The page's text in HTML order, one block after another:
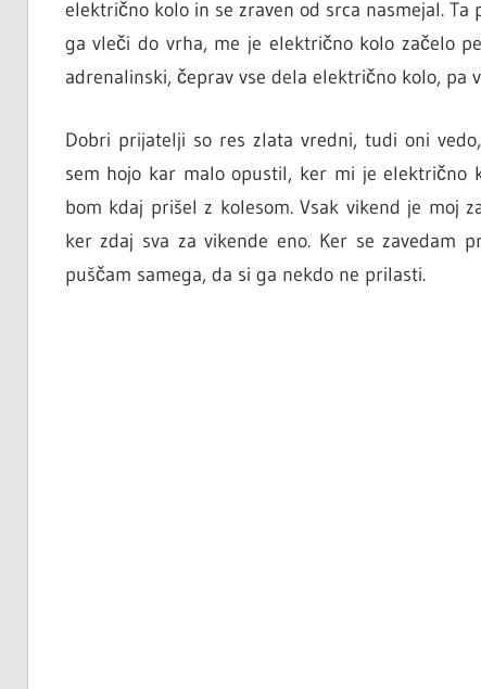
električno kolo in se zraven od srca nasmejal.
ga vleči do vrha, me je električno kolo začelo
adrenalinski, čeprav vse dela električno kolo, pa
Dobri prijatelji so res zlata vredni, tudi oni
sem hojo kar malo opustil, ker mi je električno
bom kdaj prišel z kolesom. Vsak vikend je moj
ker zdaj sva za vikende eno. Ker se
puščam samega, da si ga nekdo ne prilasti.